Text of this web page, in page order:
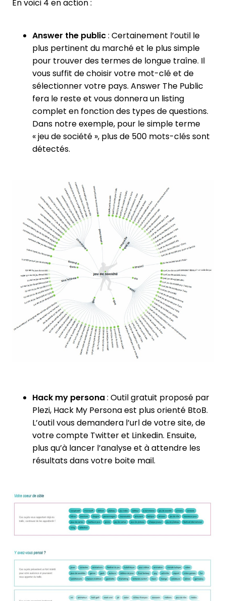
En voici 4 en action :
Answer the public: Certainement l’outil le
plus pertinent du marché et le plus simple
pour trouver des termes de longue traîne. Il
vous suffit de choisir votre mot-clé et de
sélectionner votre pays. Answer The Public
fera le reste et vous donnera un listing
complet en fonction des types de questions.
Dans notre exemple, pour le simple terme
« jeu de société », plus de 500 mots-clés sont
détectés.
Hack my persona: Outil gratuit proposé par
Plezi, Hack My Persona est plus orienté BtoB.
L’outil vous demandera l’url de votre site, de
votre compte Twitter et Linkedin. Ensuite,
plus qu’à lancer l’analyse et à attendre les
résultats dans votre boite mail.